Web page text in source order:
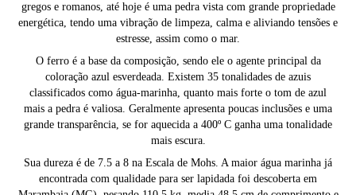
gregos e romanos, até hoje é uma pedra vista com grande propriedade
energética, tendo uma vibração de limpeza, calma e aliviando tensões e
estresse, assim como o mar.
O ferro é a base da composição, sendo ele o agente principal da
coloração azul esverdeada. Existem 35 tonalidades de azuis
classificados como água-marinha, quanto mais forte o tom de azul
mais a pedra é valiosa. Geralmente apresenta poucas inclusões e uma
grande transparência, se for aquecida a 400º C ganha uma tonalidade
mais escura.
Sua dureza é de 7.5 a 8 na Escala de Mohs. A maior água marinha já
encontrada com qualidade para ser lapidada foi descoberta em